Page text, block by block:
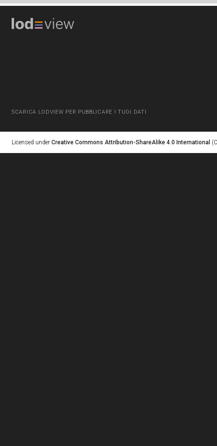
SCARICA LODVIEW PER PUBBLICARE I TUOI DATI
Licensed under Creative Commons Attribution-ShareAlike 4.0 International